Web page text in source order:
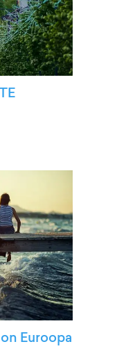
Euroopa